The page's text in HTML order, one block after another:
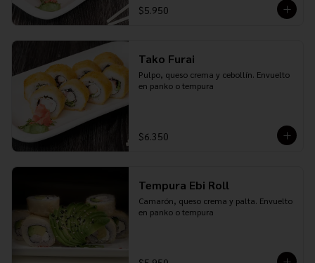
$5.950
Tako Furai
Pulpo, queso crema y cebollín. Envuelto
en panko o tempura
$6.350
Tempura Ebi Roll
Camarón, queso crema y palta. Envuelto
en panko o tempura